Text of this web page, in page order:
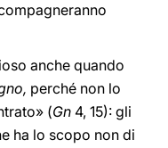
anche quando
perché non lo
(Gn 4, 15): gli
ha lo scopo non di